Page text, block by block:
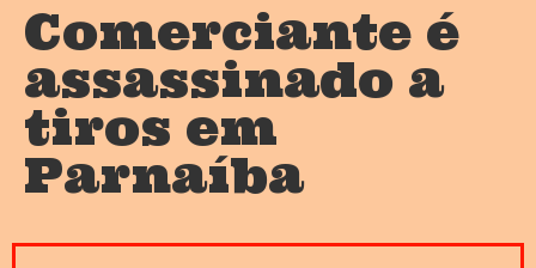
Comerciante é
assassinado a
tiros em
Parnaíba